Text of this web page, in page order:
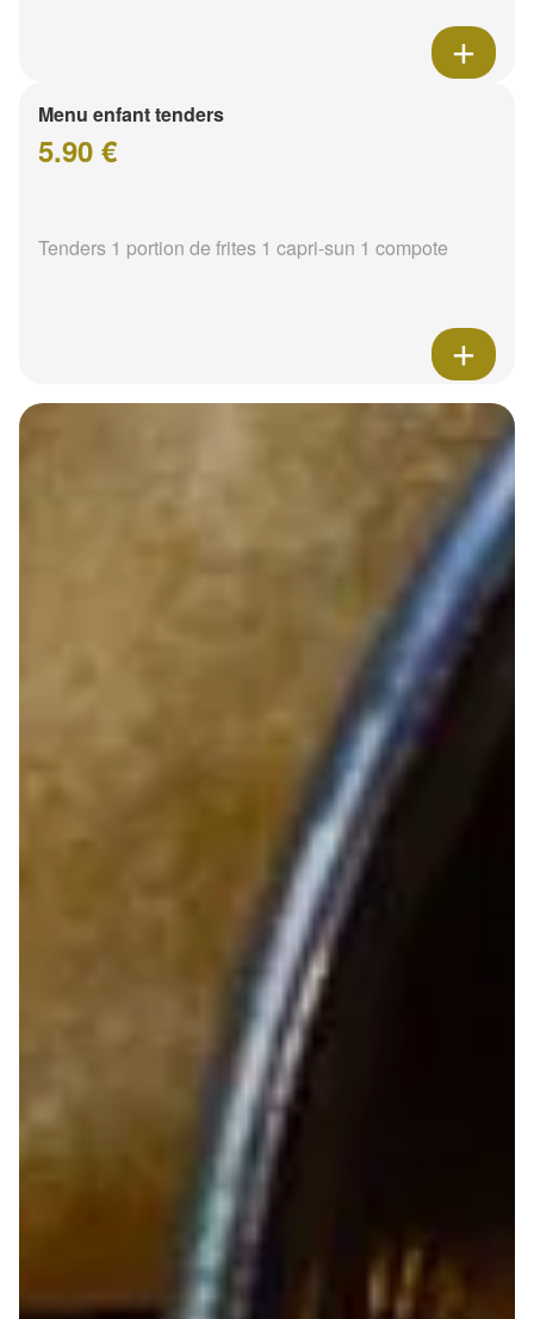
Menu enfant tenders
5.90 €
Tenders 1 portion de frites 1 capri-sun 1 compote